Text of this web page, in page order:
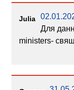
Julia
Для
ministers-